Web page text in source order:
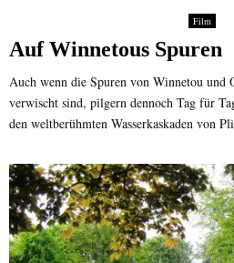
Film
Auf Winnetous Spuren
Auch wenn die Spuren von Winnetou und
verwischt sind, pilgern dennoch Tag für
den weltberühmten Wasserkaskaden von